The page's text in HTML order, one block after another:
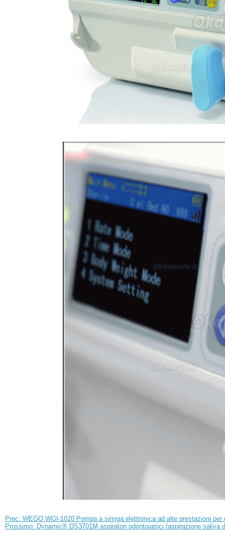
Prec: WEGO WGI-1020 Pompa a siringa elettronica ad alte prestazioni per
Prossimo: Dynamic® DS3701M aspiratori odontoiatrici (aspirazione saliva